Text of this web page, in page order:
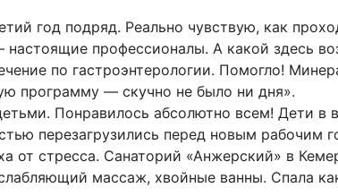
год подряд. Реально чувствую, как
профессионалы. А какой здесь
по гастроэнтерологии. Помогло!
программу — скучно не было ни дня».
Понравилось абсолютно всем! Дети
перезагрузились перед новым рабочим
от стресса. Санаторий «Анжерский» в
массаж, хвойные ванны. Спала